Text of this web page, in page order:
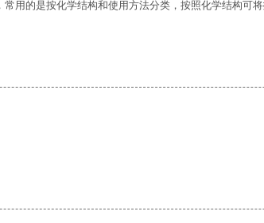
常用的是按化学结构和使用方法分类，按照化学结构可将